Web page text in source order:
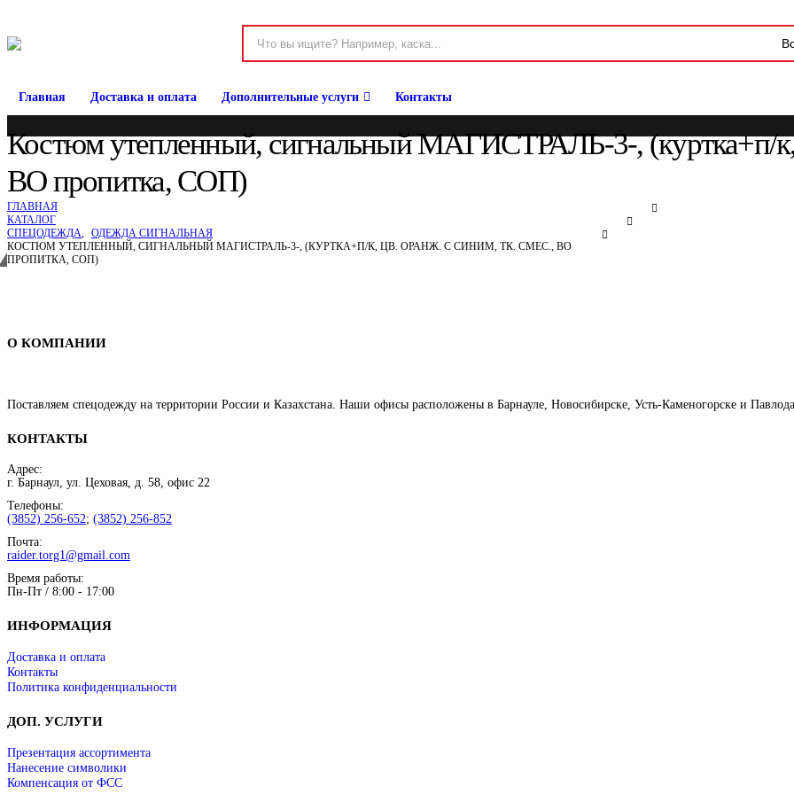
Главная Доставка и оплата Дополнительные услуги Контакты
Костюм утепленный, сигнальный МАГИСТРАЛЬ-3-, (куртка+п/к,
ВО пропитка, СОП)
ГЛАВНАЯ
КАТАЛОГ
СПЕЦОДЕЖДА, ОДЕЖДА СИГНАЛЬНАЯ
КОСТЮМ УТЕПЛЕННЫЙ, СИГНАЛЬНЫЙ МАГИСТРАЛЬ-3-, (КУРТКА+П/К, ЦВ. ОРАНЖ. С СИНИМ, ТК. СМЕС., ВО
ПРОПИТКА, СОП)
Спецодежда в Барнауле
О КОМПАНИИ
Поставляем спецодежду на территории России и Казахстана. Наши офисы расположены в Барнауле, Новосибирске, Усть-Каменогорске и
КОНТАКТЫ
Адрес:
г. Барнаул, ул. Цеховая, д. 58, офис 22
Телефоны:
(3852) 256-652; (3852) 256-852
Почта:
raider.torg1@gmail.com
Время работы:
Пн-Пт / 8:00 - 17:00
ИНФОРМАЦИЯ
Доставка и оплата
Контакты
Политика конфиденциальности
ДОП. УСЛУГИ
Презентация ассортимента
Нанесение символики
Компенсация от ФСС